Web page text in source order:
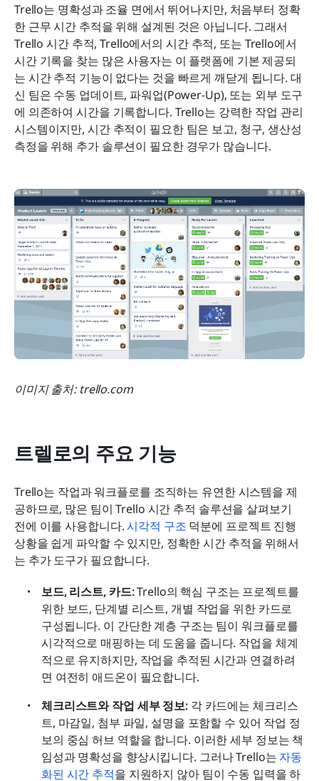
Trello는 명확성과 조율 면에서 뛰어나지만, 처음부터 정확
한 근무 시간 추적을 위해 설계된 것은 아닙니다. 그래서
Trello 시간 추적, Trello에서의 시간 추적, 또는 Trello에서
시간 기록을 찾는 많은 사용자는 이 플랫폼에 기본 제공되
는 시간 추적 기능이 없다는 것을 빠르게 깨닫게 됩니다. 대
신 팀은 수동 업데이트, 파워업(Power-Up), 또는 외부 도구
에 의존하여 시간을 기록합니다. Trello는 강력한 작업 관리
시스템이지만, 시간 추적이 필요한 팀은 보고, 청구, 생산성
측정을 위해 추가 솔루션이 필요한 경우가 많습니다.
이미지 출처: trello.com
트렐로의 주요 기능
Trello는 작업과 워크플로를 조직하는 유연한 시스템을 제
공하므로, 많은 팀이 Trello 시간 추적 솔루션을 살펴보기
전에 이를 사용합니다. 시각적 구조 덕분에 프로젝트 진행
상황을 쉽게 파악할 수 있지만, 정확한 시간 추적을 위해서
는 추가 도구가 필요합니다.
보드, 리스트, 카드: Trello의 핵심 구조는 프로젝트를
위한 보드, 단계별 리스트, 개별 작업을 위한 카드로
구성됩니다. 이 간단한 계층 구조는 팀이 워크플로를
시각적으로 매핑하는 데 도움을 줍니다. 작업을 체계
적으로 유지하지만, 작업을 추적된 시간과 연결하려
면 여전히 애드온이 필요합니다.
체크리스트와 작업 세부 정보: 각 카드에는 체크리스
트, 마감일, 첨부 파일, 설명을 포함할 수 있어 작업 정
보의 중심 허브 역할을 합니다. 이러한 세부 정보는 책
임성과 명확성을 향상시킵니다. 그러나 Trello는 자동
화된 시간 추적을 지원하지 않아 팀이 수동 입력을 하